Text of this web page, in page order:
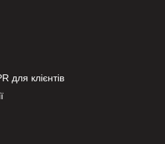
для клієнтів